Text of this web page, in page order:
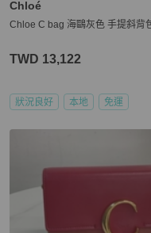
Chloé
Chloe C bag 海鷗灰色 手提斜背
TWD 13,122
狀況良好 本地 免運